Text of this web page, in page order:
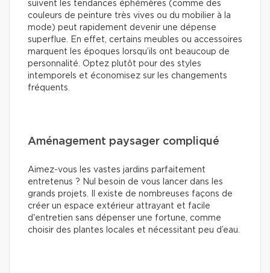
suivent les tendances éphémères (comme des
couleurs de peinture très vives ou du mobilier à la
mode) peut rapidement devenir une dépense
superflue. En effet, certains meubles ou accessoires
marquent les époques lorsqu’ils ont beaucoup de
personnalité. Optez plutôt pour des styles
intemporels et économisez sur les changements
fréquents.
Aménagement paysager compliqué
Aimez-vous les vastes jardins parfaitement
entretenus ? Nul besoin de vous lancer dans les
grands projets. Il existe de nombreuses façons de
créer un espace extérieur attrayant et facile
d'entretien sans dépenser une fortune, comme
choisir des plantes locales et nécessitant peu d’eau.